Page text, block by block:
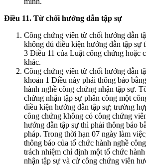
Điều 11. Từ chối hướng dẫn tập sự
Công chứng viên từ chối hướng dẫn
không đủ điều kiện hướng dẫn tập sự
3 Điều 11 của Luật công chứng hoặc
khác.
Công chứng viên từ chối hướng dẫn
khoản 1 Điều này phải thông báo
hành nghề công chứng nhận tập sự.
chứng nhận tập sự phân công một
điều kiện hướng dẫn tập sự; trường
công chứng không có công chứng
hướng dẫn tập sự thì phải thông báo
pháp. Trong thời hạn 07 ngày làm
thông báo của tổ chức hành nghề
trách nhiệm chỉ định một tổ chức
nhận tập sự và cử công chứng viên